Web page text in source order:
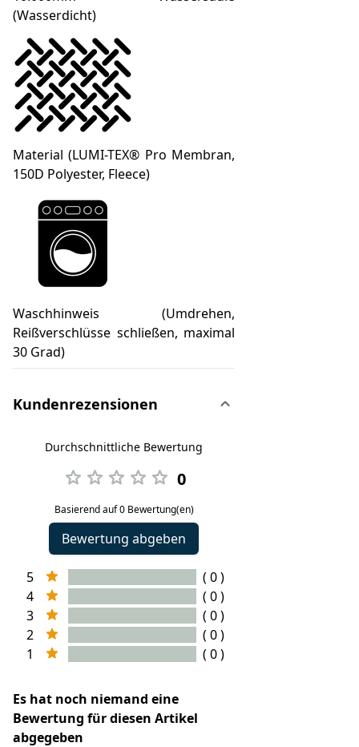
(Wasserdicht)
Material (LUMI-TEX® Pro Membran,
150D Polyester, Fleece)
Waschhinweis (Umdrehen,
Reißverschlüsse schließen, maximal
30 Grad)
Kundenrezensionen
Durchschnittliche Bewertung
0
Basierend auf 0 Bewertung(en)
Bewertung abgeben
5
( 0 )
4
( 0 )
3
( 0 )
2
( 0 )
1
( 0 )
Es hat noch niemand eine
Bewertung für diesen Artikel
abgegeben